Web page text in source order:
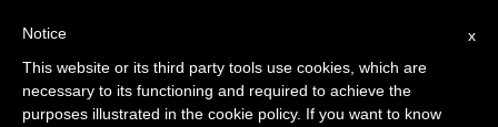
Cerca:
x
Notice
This website or its third party tools use cookies, which are
necessary to its functioning and required to achieve the
purposes illustrated in the cookie policy. If you want to know